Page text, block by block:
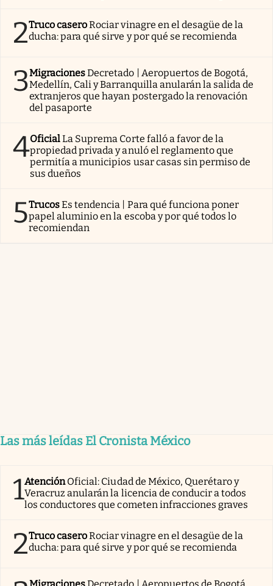
2Truco caseroRociar vinagre en el desagüe de la
ducha: para qué sirve y por qué se recomienda
3MigracionesDecretado | Aeropuertos de Bogotá,
Medellín, Cali y Barranquilla anularán la salida de
extranjeros que hayan postergado la renovación
del pasaporte
4OficialLa Suprema Corte falló a favor de la
propiedad privada y anuló el reglamento que
permitía a municipios usar casas sin permiso de
sus dueños
5TrucosEs tendencia | Para qué funciona poner
papel aluminio en la escoba y por qué todos lo
recomiendan
Las más leídas El Cronista México
1AtenciónOficial: Ciudad de México, Querétaro y
Veracruz anularán la licencia de conducir a todos
los conductores que cometen infracciones graves
2Truco caseroRociar vinagre en el desagüe de la
ducha: para qué sirve y por qué se recomienda